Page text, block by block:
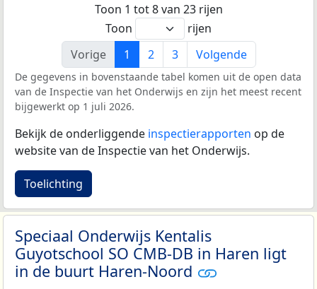
Toon 1 tot 8 van 23 rijen
Toon
rijen
Vorige
1 2 3 Volgende
De gegevens in bovenstaande tabel komen uit de open data
van de Inspectie van het Onderwijs en zijn het meest recent
bijgewerkt op 1 juli 2026.
Bekijk de onderliggende inspectierapporten op de
website van de Inspectie van het Onderwijs.
Toelichting
Speciaal Onderwijs Kentalis
Guyotschool SO CMB-DB in Haren ligt
in de buurt Haren-Noord